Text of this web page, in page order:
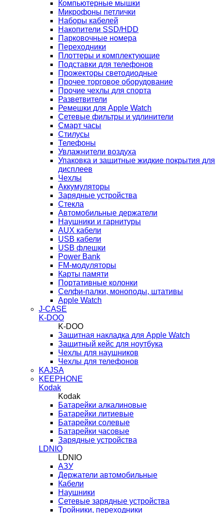
Компьютерные мышки
Микрофоны петлички
Наборы кабелей
Накопители SSD/HDD
Парковочные номера
Переходники
Плоттеры и комплектующие
Подставки для телефонов
Прожекторы светодиодные
Прочее торговое оборудование
Прочие чехлы для спорта
Разветвители
Ремешки для Apple Watch
Сетевые фильтры и удлинители
Смарт часы
Стилусы
Телефоны
Увлажнители воздуха
Упаковка и защитные жидкие покрытия для
дисплеев
Чехлы
Аккумуляторы
Зарядные устройства
Стекла
Автомобильные держатели
Наушники и гарнитуры
AUX кабели
USB кабели
USB флешки
Power Bank
FM-модуляторы
Карты памяти
Портативные колонки
Селфи-палки, моноподы, штативы
Apple Watch
J-CASE
K-DOO
K-DOO
Защитная накладка для Apple Watch
Защитный кейс для ноутбука
Чехлы для наушников
Чехлы для телефонов
KAJSA
KEEPHONE
Kodak
Kodak
Батарейки алкалиновые
Батарейки литиевые
Батарейки солевые
Батарейки часовые
Зарядные устройства
LDNIO
LDNIO
АЗУ
Держатели автомобильные
Кабели
Наушники
Сетевые зарядные устройства
Тройники, переходники